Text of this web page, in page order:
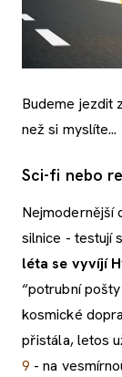
Budeme jezdit
než si myslíte...
Sci-fi nebo
Nejmodernější
silnice - testují
léta se vyvíjí
“potrubní
kosmické
přistála, letos
9 - na